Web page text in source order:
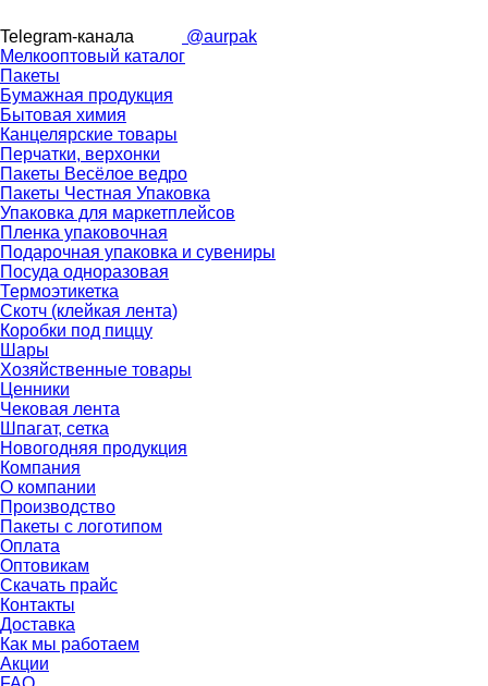
Telegram-канала
@aurpak
Мелкооптовый каталог
Пакеты
Бумажная продукция
Бытовая химия
Канцелярские товары
Перчатки, верхонки
Пакеты Весёлое ведро
Пакеты Честная Упаковка
Упаковка для маркетплейсов
Пленка упаковочная
Подарочная упаковка и сувениры
Посуда одноразовая
Термоэтикетка
Скотч (клейкая лента)
Коробки под пиццу
Шары
Хозяйственные товары
Ценники
Чековая лента
Шпагат, сетка
Новогодняя продукция
Компания
О компании
Производство
Пакеты с логотипом
Оплата
Оптовикам
Скачать прайс
Контакты
Доставка
Как мы работаем
Акции